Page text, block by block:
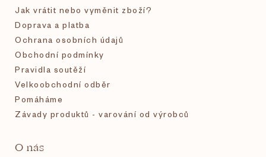
Jak vrátit nebo vyměnit zboží?
Doprava a platba
Ochrana osobních údajů
Obchodní podmínky
Pravidla soutěží
Velkoobchodní odběr
Pomáháme
Závady produktů - varování od výrobců
O nás